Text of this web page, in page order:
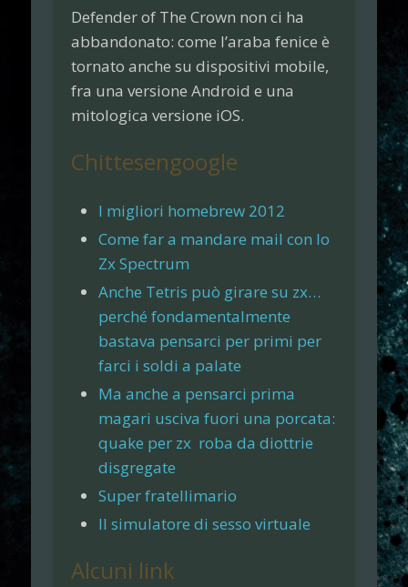
Defender of TheCrown non ci ha
abbandonato: come l’araba fenice è
tornato anche su dispositivi mobile,
fra una versione Android e una
mitologica versione iOS.
Chittesengoogle
I migliori homebrew 2012
Come far a mandare mail con lo
Zx Spectrum
Anche Tetris può girare su zx…
perché fondamentalmente
bastava pensarci per primi per
farci i soldi a palate
Ma anche a pensarci prima
magari usciva fuori una porcata:
quake per zx roba da diottrie
disgregate
Super fratellimario
Il simulatore di sesso virtuale
Alcuni link